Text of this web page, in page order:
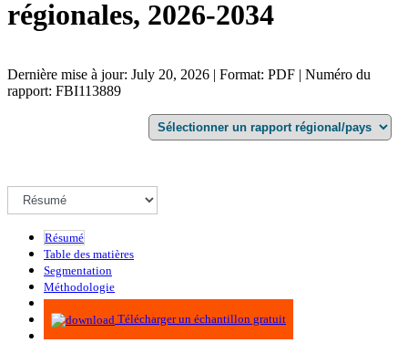
régionales, 2026-2034
Dernière mise à jour: July 20, 2026 | Format: PDF | Numéro du
rapport: FBI113889
Résumé
Table des matières
Segmentation
Méthodologie
Infographie
Télécharger un échantillon gratuit